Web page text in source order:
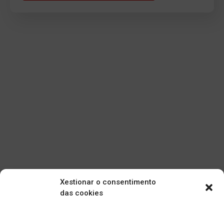
Xestionar o consentimento
das cookies